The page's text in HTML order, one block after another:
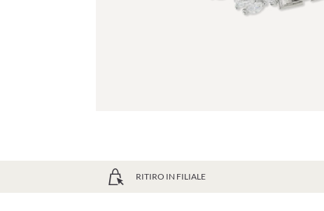
RITIRO IN FILIALE